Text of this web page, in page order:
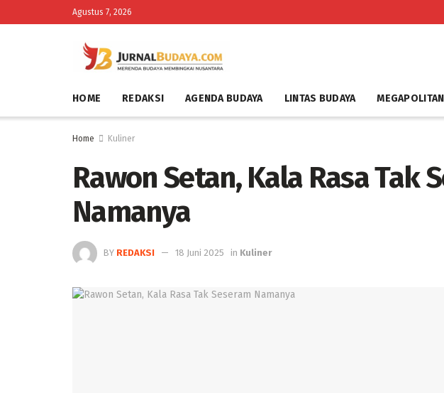
Agustus 7, 2026
HOME REDAKSI AGENDA BUDAYA LINTAS BUDAYA MEGAPOLITAN
Home Kuliner
Rawon Setan, Kala Rasa Tak
Namanya
BY REDAKSI 18 Juni 2025 in Kuliner